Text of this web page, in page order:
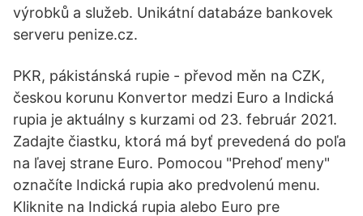
výrobků a služeb. Unikátní databáze bankovek
serveru penize.cz.
PKR, pákistánská rupie - převod měn na CZK,
českou korunu Konvertor medzi Euro a Indická
rupia je aktuálny s kurzami od 23. február 2021.
Zadajte čiastku, ktorá má byť prevedená do poľa
na ľavej strane Euro. Pomocou "Prehoď meny"
označíte Indická rupia ako predvolenú menu.
Kliknite na Indická rupia alebo Euro pre